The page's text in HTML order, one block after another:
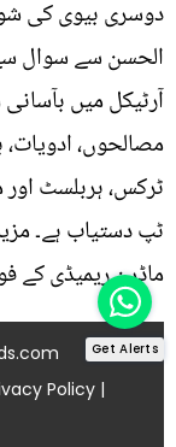
دوسری بیوی کی
الحسن سے سوال
آرٹیکل میں
مصالحوں، ادویات،
ٹرکس، ہربلسٹ
ٹپ دستیاب ہے۔
ماڈرن ریمیڈی کے
Policy|
Get Alerts